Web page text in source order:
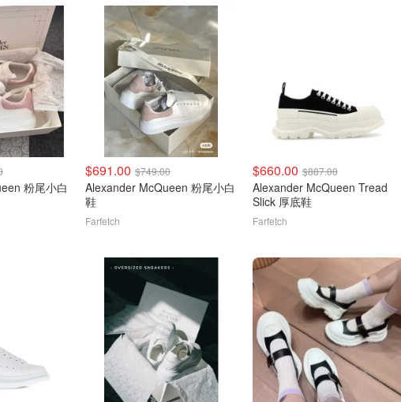
粉尾小白
$691.00 $749.00
Alexander McQueen 粉尾小白
鞋
Farfetch
$660.00 $887.00
Alexander McQueen Tread
Slick 厚底鞋
Farfetch